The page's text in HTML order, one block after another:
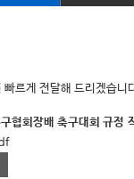
르게 전달해 드리겠습니
협회장배 축구대회 규정